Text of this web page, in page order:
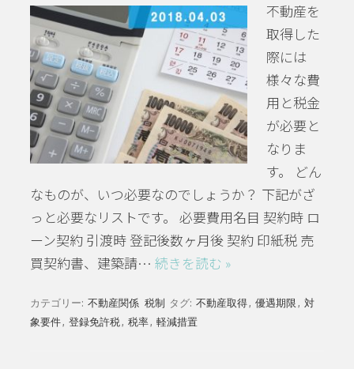
不動産を
取得した
際には
様々な費
用と税金
が必要と
なりま
す。 どん
なものが、いつ必要なのでしょうか？ 下記がざ
っと必要なリストです。 必要費用名目 契約時 ロ
ーン契約 引渡時 登記後数ヶ月後 契約 印紙税 売
買契約書、建築請… 続きを読む »
カテゴリー: 不動産関係 税制 タグ: 不動産取得, 優遇期限 , 対
象要件, 登録免許税 , 税率, 軽減措置